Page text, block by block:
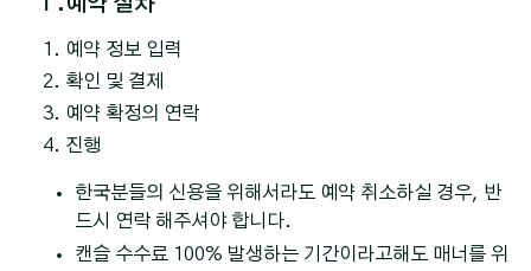
예약 정보 입력
확인 및 결제
예약 확정의 연락
진행
한국분들의 신용을 위해서라도 예약 취소하실 경우, 반
드시 연락 해주셔야 합니다.
캔슬 수수료 100% 발생하는 기간이라고해도 매너를 위